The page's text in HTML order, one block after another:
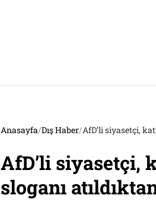
Anasayfa/Dış Haber/AfD’li siyasetçi,
AfD’li siyasetçi,
sloganı